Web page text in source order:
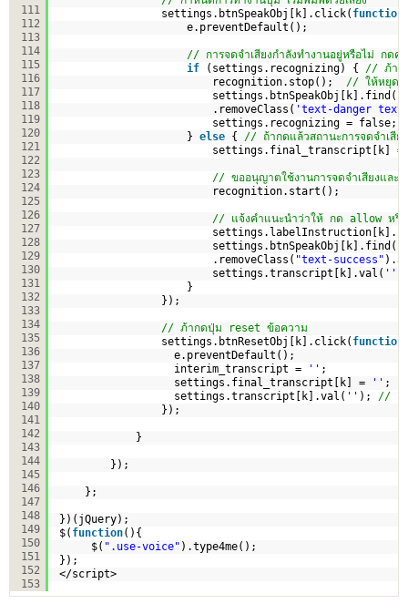
111
112
113
114
115
116
117
118
119
120
121
122
123
124
125
126
127
128
129
130
131
132
133
134
135
136
137
138
139
140
141
142
143
144
145
146
147
148
149
150
151
152
153
settings.btnSpeakObj[k].click( function
e.preventDefault();
// การจดจำเสียงกำลังทำงานอยู่หรือไม่ กดค
if
(settings.recognizing) { // ภ้าทำ
recognition.stop(); // ให้หยุดกา
settings.btnSpeakObj[k].find(
.removeClass( 'text-danger
settings.recognizing =
} else { // ถ้ากดแล้วสถานะการจดจำเสีย
settings.final_transcript[k]
// ขออนุญาตใช้งานการจดจำเสียงและเ
recognition.start();
// แจ้งคำแนะนำว่าให้ กด allow หรือ
settings.btnSpeakObj[k].find(
.removeClass( "text-success"
settings.transcript[k].val( ''
}
});
// ภ้ากดปุ่ม reset ข้อความ
settings.btnResetObj[k].click( function
e.preventDefault();
interim_transcript =
'' ;
settings.final_transcript[k] =
'' ;
settings.transcript[k].val( '' ); // แ
});
}
});
};
})(jQuery);
$( function(){
$( ".use-voice" ).type4me();
});
</script>